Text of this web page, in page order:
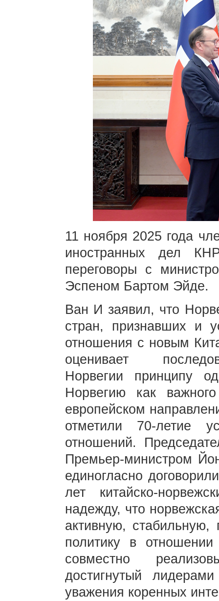
11 ноября 2025 года
иностранных дел
переговоры с
Эспеном Бартом Эйде.
Ван И заявил, что
стран, признавших и
отношения с новым
оценивает
Норвегии принципу
Норвегию как
европейском
отметили 70-летие
отношений.
Премьер-министром
единогласно
лет китайско-
надежду, что
активную,
политику в
совместно
достигнутый
уважения коренных